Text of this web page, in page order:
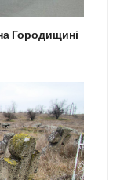
Городищині